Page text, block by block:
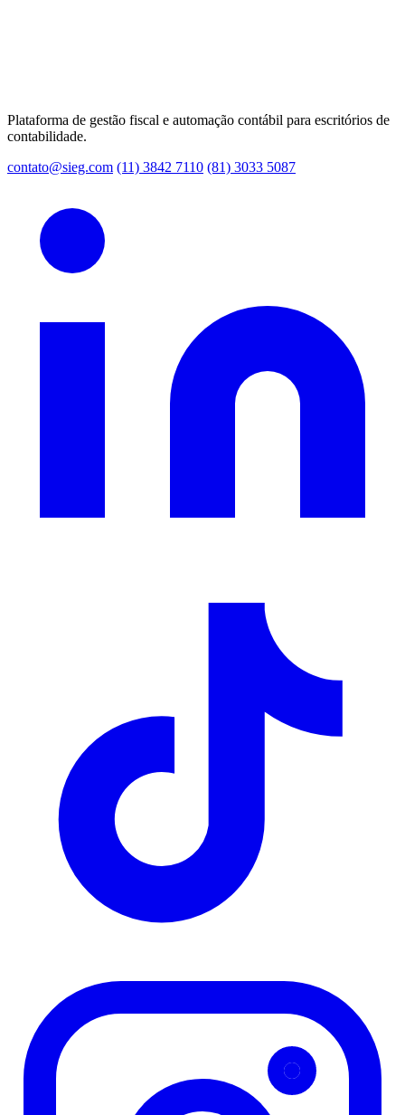
Plataforma de gestão fiscal e automação contábil para escritórios de
contabilidade.
contato@sieg.com (11) 3842 7110 (81) 3033 5087